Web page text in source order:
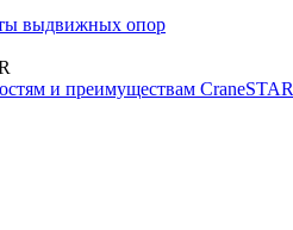
выдвижных опор
и преимуществам CraneSTAR